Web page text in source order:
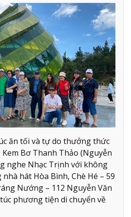
ăn tối và tự do thưởng thức
Bơ Thanh Thảo (Nguyễn
nghe Nhạc Trịnh với không
hát Hòa Bình, Chè Hé – 59
Nướng – 112 Nguyễn Văn
phương tiện di chuyển về